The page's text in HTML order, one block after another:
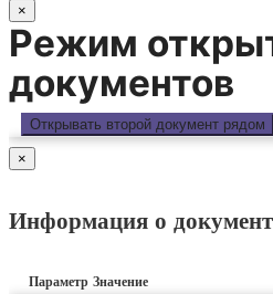
×
Режим
документов
Открывать второй документ рядом
×
Информация о
Параметр Значение